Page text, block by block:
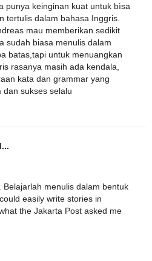
punya keinginan kuat untuk bìsa
tertulis dalam bahasa Inggris.
mau memberikan sedikit
sudah biasa menulis dalam
batas,tapi untuk menuangkan
rasanya masih ada kendala,
kata dan grammar yang
dan sukses selalu
Belajarlah menulis dalam bentuk
easily write stories in
the Jakarta Post asked me